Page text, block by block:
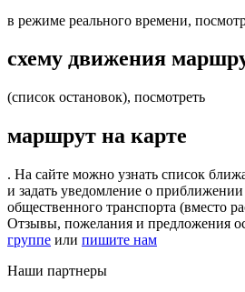
в режиме реального времени,
схему движения
(список остановок), посмотреть
маршрут на карте
. На сайте можно узнать список
и задать уведомление о
общественного транспорта (вместо
Отзывы, пожелания и предложения
группе или пишите нам
Наши партнеры